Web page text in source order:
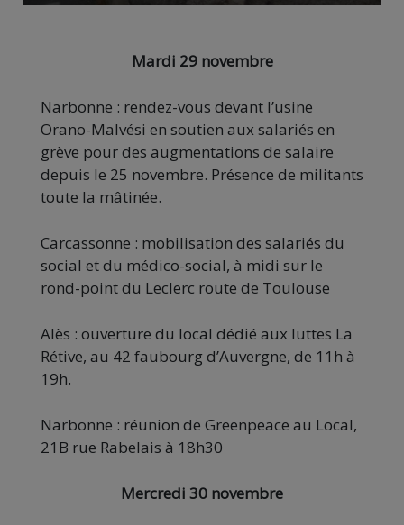
Mardi 29 novembre
Narbonne : rendez-vous devant l’usine
Orano-Malvési en soutien aux salariés en
grève pour des augmentations de salaire
depuis le 25 novembre. Présence de militants
toute la mâtinée.
Carcassonne : mobilisation des salariés du
social et du médico-social, à midi sur le
rond-point du Leclerc route de Toulouse
Alès : ouverture du local dédié aux luttes La
Rétive, au 42 faubourg d’Auvergne, de 11h à
19h.
Narbonne : réunion de Greenpeace au Local,
21B rue Rabelais à 18h30
Mercredi 30 novembre